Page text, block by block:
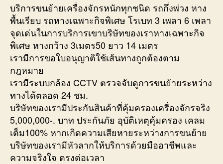
บริการขนย้ายเครื่องจักรหนักทุกชนิด รถกึ่งพ่วง หาง
พื้นเรียบ รถหางเฉพาะกิจพิเศษ โรเบท 3 เพลา 6 เพลา
จุดเด่นในการบริการเขาบริษัทของเราหางเฉพาะกิจ
พิเศษ หางกว้าง 3เมตร50 ยาว 14 เมตร
เรามีการขอใบอนุญาติใช้เส้นทางถูกต้องตาม
กฎหมาย
เรามีระบบกล้อง CCTV ตรวจจับดูการขนย้ายระหว่าง
ทางได้ตลอด 24 ชม.
บริษัทของเรามีประกันสินค้าที่คุ้มครองเครื่องจักรจริง
5,000,000-. บาท ประกันภัย อุบัติเหตุคุ้มครอง เคลม
เต็ม100% หากเกิดความเสียหายระหว่างการขนย้าย
บริษัทของเรามีหัวลากให้บริการด้วยมืออาชีพและ
ความจริงใจ ตรงต่อเวลา